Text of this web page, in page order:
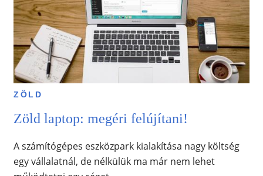
ZÖLD
Zöld laptop: megéri felújítani!
A számítógépes eszközpark kialakítása nagy költség
egy vállalatnál, de nélkülük ma már nem lehet